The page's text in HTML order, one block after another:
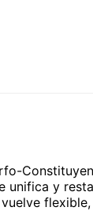
unifica y